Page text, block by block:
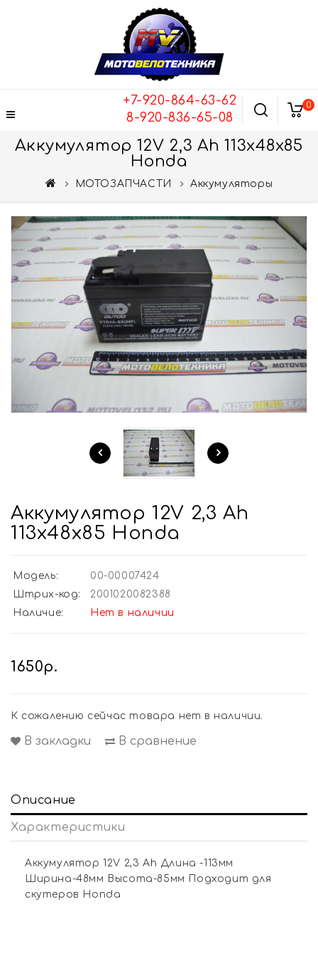
+7-920-864-63-62
8-920-836-65-08
0
Аккумулятор 12V 2,3 Ah 113x48x85
Honda
МОТОЗАПЧАСТИ Аккумуляторы
Аккумулятор 12V 2,3 Ah
113x48x85 Honda
Модель:
00-00007424
Штрих-код:
2001020082388
Наличие:
Нет в наличии
1650р.
К сожалению сейчас товара нет в наличии.
В закладки В сравнение
Описание
Характеристики
Аккумулятор 12V 2,3 Ah Длина -113мм
Ширина-48мм Высота-85мм Подходит для
скутеров Honda